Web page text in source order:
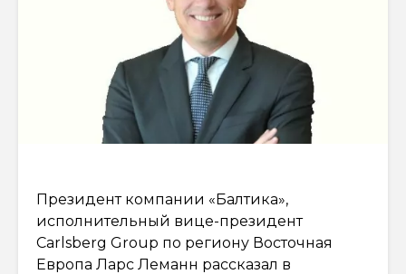
Президент компании «Балтика»,
исполнительный вице-президент
Carlsberg Group по региону Восточная
Европа Ларс Леманн рассказал в